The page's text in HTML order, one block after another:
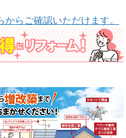
らご確認いただけます。